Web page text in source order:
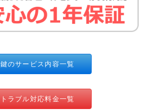
鍵のサービス内容一覧
トラブル対応料金一覧